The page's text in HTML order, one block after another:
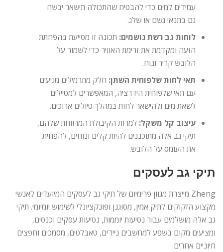
עמידים למים כדי להבטיח שהתכולה תישאר יבשה
גם בתנאי גשם או שלג.
לוחות גב רשת נושמים: תכונה זו מסייעת בהפחתת
הזעה ומקדמת את זרימת האוויר כדי לשמור על
הלובש קריר ונוח.
תאי לחות שלפוחית ​​השתן: חלק מתרמילים מגיעים
עם תאי שלפוחית ​​​​הידרציה, המאפשרים למטיילים
לשאת מים ולהישאר לחות במהלך טיולים ארוכים.
עיצוב קל משקל: למרות הקיבולת המרווחת שלהם,
תיקי גב אלה מתוכננים להיות קלים ונוחים, להפחית
את העומס על הלובש.
תיקי גב לעסקים
Zheng מייצרת מגוון פרימיום של תיקי גב לעסקים המיועדים לאנשי
מקצוע הזקוקים לתיק אמין, מסוגנן ופונקציונלי לשימוש יומיומי. תיקי
גב אלה מושלמים עבור נסיעות יוממות, נסיעות עסקים וכנסים,
ומציעים מקום בשפע למחשבים ניידים, טאבלטים, מסמכים וחפצים
חיוניים אחרים.